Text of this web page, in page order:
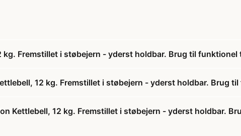
kg. Fremstillet i støbejern - yderst holdbar. Brug til
12 kg. Fremstillet i støbejern - yderst holdbar. Brug
Kettlebell, 12 kg. Fremstillet i støbejern - yderst holdbar.